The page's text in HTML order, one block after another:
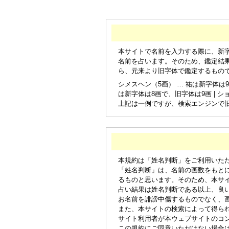
本サイトで名前を入力する際に、新
名前を占います。そのため、鑑定結
ら、元来より旧字体で鑑定するもの
シメスヘン（5画） … 祐は新字体は
は新字体は8画で、旧字体は9画 | シ
上記は一例ですが、検索エンジン
本規約は「姓名判断」をご利用いた
「姓名判断」は、名前の画数をも
るものと思います。そのため、本サ
占い結果は姓名判断である以上、良
お名前を誹謗中傷するものでなく、
また、本サイトの検索によって得ら
サイト利用者が本ウェブサイトのコ